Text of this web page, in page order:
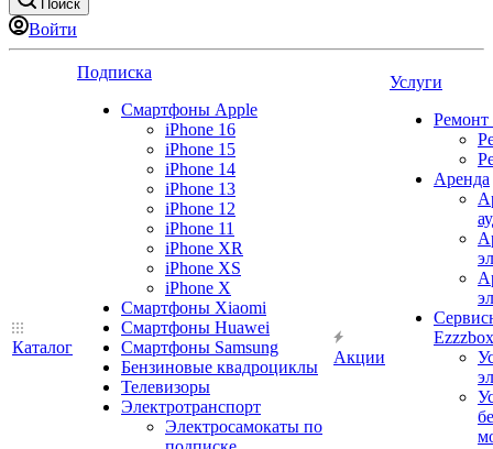
Поиск
Войти
Каталог
Подписка
Смартфоны Apple
iPhone 16
iPhone 15
iPhone 14
iPhone 13
iPhone 12
iPhone 11
iPhone XR
iPhone XS
iPhone X
Смартфоны Xiaomi
Смартфоны Huawei
Смартфоны Samsung
Бензиновые квадроциклы
Телевизоры
Электротранспорт
Электросамокаты по
Акции
Услуги
Ремонт
Аренда
Ezzzbox